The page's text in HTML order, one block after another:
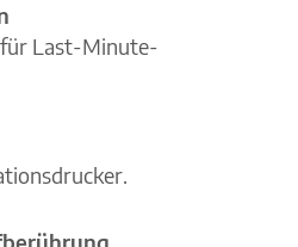
für Last-Minute-